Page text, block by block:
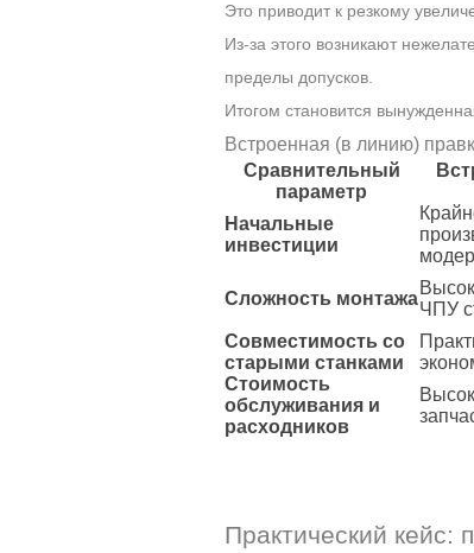
Это приводит к резкому
Из-за этого возникают
пределы допусков.
Итогом становится
Встроенная (в линию)
Сравнительный
параметр
Начальные
инвестиции
Сложность монтажа
ЧПУ
Совместимость со
старыми станками
Стоимость
обслуживания и
расходников
Практический